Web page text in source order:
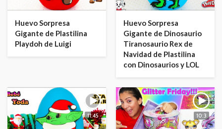
Huevo Sorpresa
Gigante de Plastilina
Playdoh de Luigi
Huevo Sorpresa
Gigante de Dinosaurio
Tiranosaurio Rex de
Navidad de Plastilina
con Dinosaurios y LOL
11:45 10:3